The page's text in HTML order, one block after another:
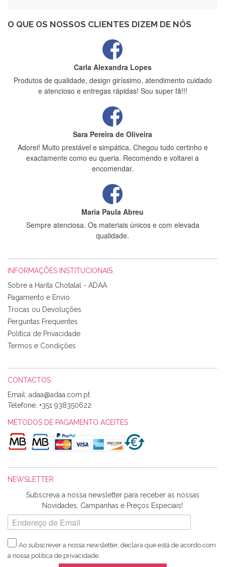
O QUE OS NOSSOS CLIENTES DIZEM DE NÓS
estrelas
Carla Alexandra Lopes
Produtos de qualidade, design giríssimo, atendimento cuidado
e atencioso e entregas rápidas! Sou super fã!!!
Sara Pereira de Oliveira
Adorei! Muito prestável e simpática. Chegou tudo certinho e
exactamente como eu queria. Recomendo e voltarei a
encomendar.
Maria Paula Abreu
Sempre atenciosa. Os materiais únicos e com elevada
qualidade.
Tudo chegou em condições, pois os produtos vieram muito
bem acondicionados. Estou plenamente satisfeita com os
produtos adquiridos. Relativamente à bolsa, tem um tecido
com um padrão e cores muito bonitas e a execução está
perfeitíssima. Futuramente penso voltar a comprar na vossa
loja, têm excelentes artigos a um preço muito justo. A
Alexandra Morais
Olá boa Noite. Os meus tecidos chegaram hoje. Muito
obrigada pelo miminho que dá um jeitaço pras minhas linhas
de bordar e não sei o que pões nos tecidos, mas que cheiram
maravilhosamente ... cheiram! :) Muito Obrigada.
Harita a minha encomenda já chegou. :) Muito obrigada pela
rapidez no envio, pela qualidade dos materiais que me
enviaste e pela simpatia de sempre. :)
Catarina Amaro
INFORMAÇÕES INSTITUCIONAIS
Sobre a Harita Chotalal - ADAA
Pagamento e Envio
Trocas ou Devoluções
Perguntas Frequentes
Política de Privacidade
Termos e Condições
CONTACTOS
Email:
Telefone: +351 938350622
MÉTODOS DE PAGAMENTO ACEITES
NEWSLETTER
Subscreva a nossa newsletter para receber as nossas
Novidades, Campanhas e Preços Especiais!
Ao subscrever a nossa newsletter, declara que está de acordo com
a nossa política de privacidade.